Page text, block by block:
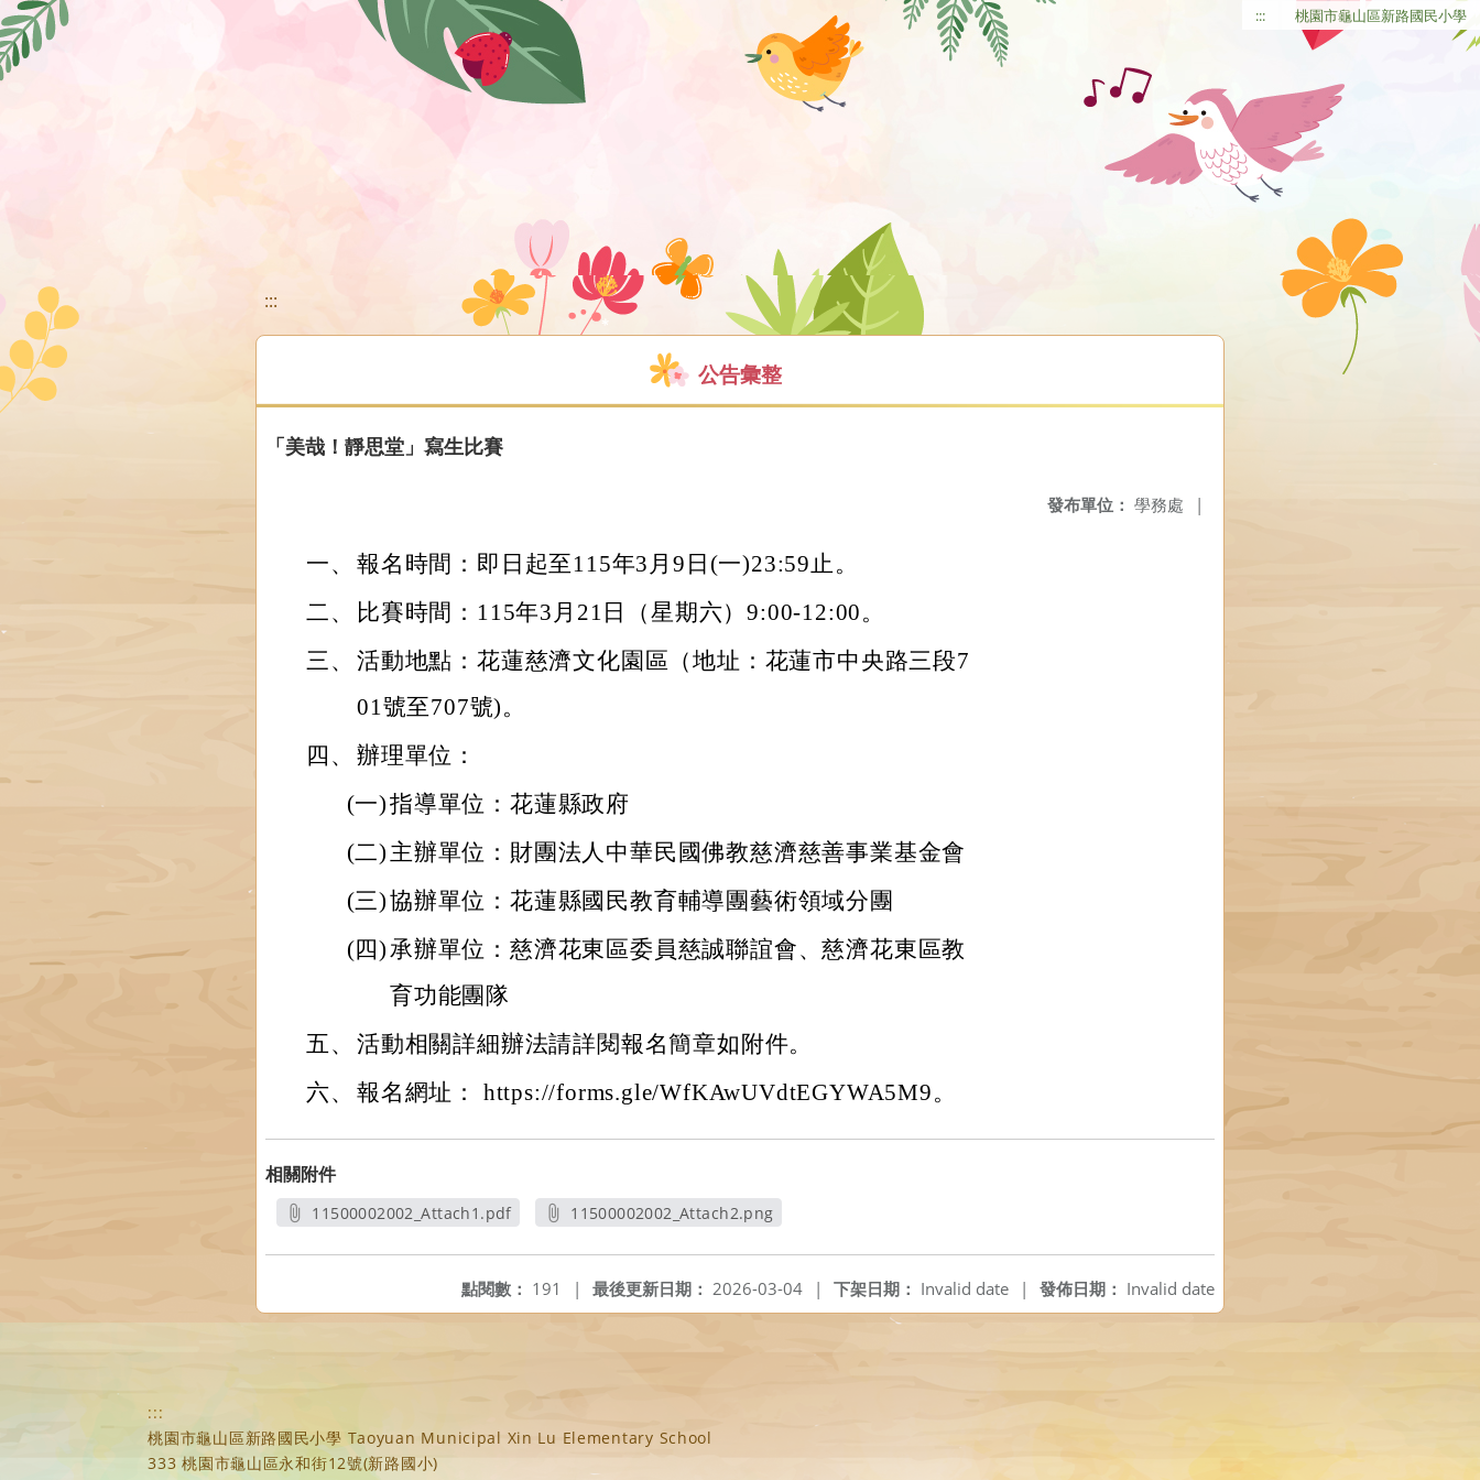
移至網頁之主要內容區位置 ::: 桃園市龜山區新路國民小學
:::
公告彙整
「美哉！靜思堂」寫生比賽
發布單位： 學務處 |
一、 報名時間：即日起至115年3月9日(一)23:59止。
二、
比賽時間：115年3月21日（星期六）9:00-12:00。
三、 活動地點：花蓮慈濟文化園區（地址：花蓮市中央路三段7
01號至707號)。
四、 辦理單位：
(一)指導單位：花蓮縣政府
(二) 主辦單位：財團法人中華民國佛教慈濟慈善事業基金會
(三)協辦單位：花蓮縣國民教育輔導團藝術領域分團
(四)承辦單位：慈濟花東區委員慈誠聯誼會、慈濟花東區教
育功能團隊
五、 活動相關詳細辦法請詳閱報名簡章如附件。
六、 報名網址： https://forms.gle/WfKAwUVdtEGYWA5M9。
相關附件
11500002002_Attach1.pdf
11500002002_Attach2.png
發佈日期： Invalid date
下架日期： Invalid date |
最後更新日期： 2026-03-04 |
點閱數： 191 |
:::
桃園市龜山區新路國民小學 Taoyuan Municipal Xin Lu Elementary School
333 桃園市龜山區永和街12號(新路國小)